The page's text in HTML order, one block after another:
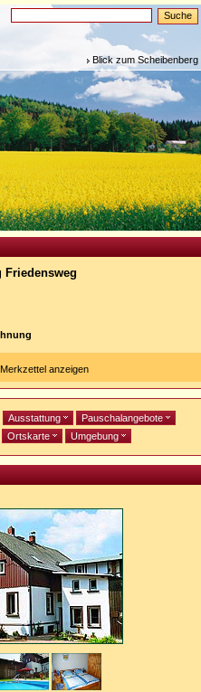
Blick zum Scheibenberg
Friedensweg
Merkzettel anzeigen
Ausstattung
Pauschalangebote
Ortskarte Umgebung